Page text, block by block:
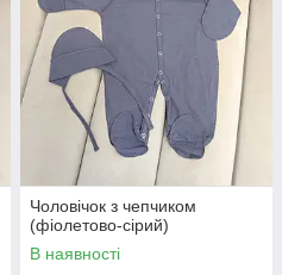
Чоловічок з чепчиком
(фіолетово-сірий)
В наявності